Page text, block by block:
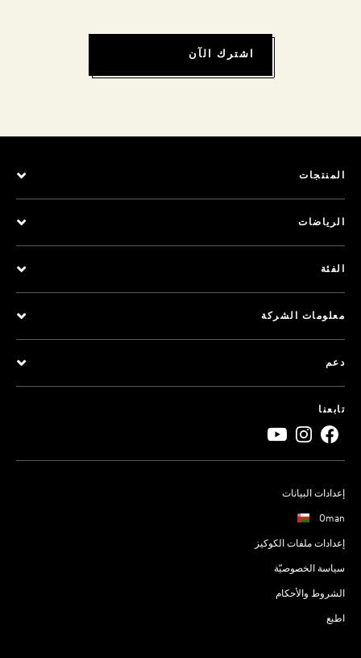
اشترك الآن
المنتجات
الرياضات
الفئة
معلومات الشركة
دعم
تابعنا
إعدادات البيانات
Oman
إعدادات ملفات الكوكيز
سياسة الخصوصيّة
الشروط والأحكام
اطبع